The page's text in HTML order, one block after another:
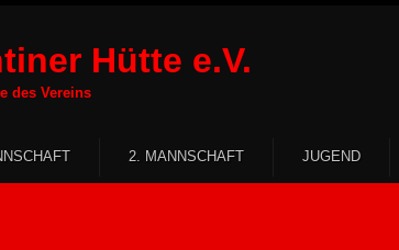
Hütte e.V.
Vereins
2. MANNSCHAFT JUGEND